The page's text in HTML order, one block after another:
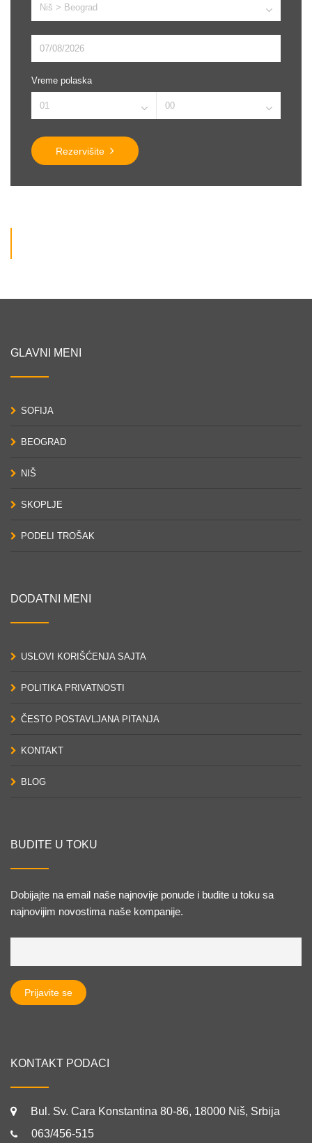
Vreme polaska
Rezervišite
GLAVNI MENI
SOFIJA
BEOGRAD
NIŠ
SKOPLJE
PODELI TROŠAK
DODATNI MENI
USLOVI KORIŠĆENJA SAJTA
POLITIKA PRIVATNOSTI
ČESTO POSTAVLJANA PITANJA
KONTAKT
BLOG
BUDITE U TOKU
Dobijajte na email naše najnovije ponude i budite u toku sa
najnovijim novostima naše kompanije.
KONTAKT PODACI
Bul. Sv. Cara Konstantina 80-86, 18000 Niš, Srbija
063/456-515